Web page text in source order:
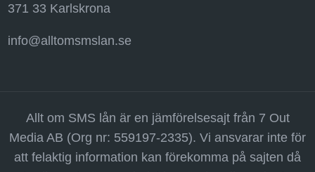
371 33 Karlskrona
info@alltomsmslan.se
Allt om SMS lån är en jämförelsesajt från 7 Out
Media AB (Org nr: 559197-2335). Vi ansvarar inte för
att felaktig information kan förekomma på sajten då